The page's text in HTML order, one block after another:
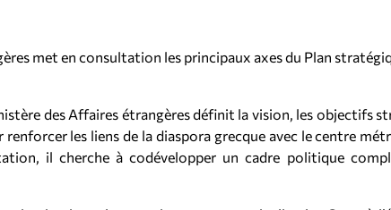
met en consultation les principaux axes du Plan
des Affaires étrangères définit la vision, les objectifs
les liens de la diaspora grecque avec le centre
il cherche à codévelopper un cadre politique